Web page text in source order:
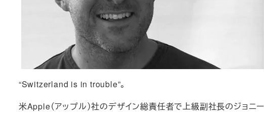
“Switzerland is in trouble”。
米Apple（アップル）社のデザイン総責任者で上級副社長のジョニー